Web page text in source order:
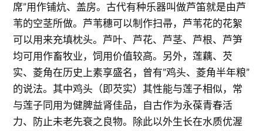
席”用作铺炕、盖房。古代有种乐器叫做芦笛就是由芦
苇的空茎所做。芦苇穗可以制作扫帚，芦苇花的花絮
可以用来充填枕头。芦叶、芦花、芦茎、芦根、芦笋
均可用作畜牧业，饲用价值较高。另外，莲藕、芡
实、菱角在历史上素享盛名，曾有”鸡头、菱角半年粮”
的说法。其中鸡头（即芡实）其性能与莲子相似，常
与莲子同用为健脾益肾佳品，自古作为永葆青春活
力、防止未老先衰之良物。除此以外生长在水质优渥